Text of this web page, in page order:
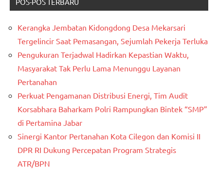
Kerangka Jembatan Kidongdong Desa Mekarsari
Tergelincir Saat Pemasangan, Sejumlah Pekerja Terluka
Pengukuran Terjadwal Hadirkan Kepastian Waktu,
Masyarakat Tak Perlu Lama Menunggu Layanan
Pertanahan
Perkuat Pengamanan Distribusi Energi, Tim Audit
Korsabhara Baharkam Polri Rampungkan Bintek “SMP”
di Pertamina Jabar
Sinergi Kantor Pertanahan Kota Cilegon dan Komisi II
DPR RI Dukung Percepatan Program Strategis
ATR/BPN